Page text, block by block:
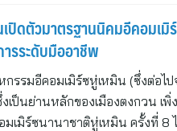
เปิดตัวมาตรฐานนิคมอีคอมเมิ
ารระดับมืออาชีพ
รรมอีคอมเมิร์ซหู่เหมิน (ซึ่งต่อไป
เป็นย่านหลักของเมืองตงกวน เพิ่
มเมิร์ซนานาชาติหู่เหมิน ครั้งที่ 8